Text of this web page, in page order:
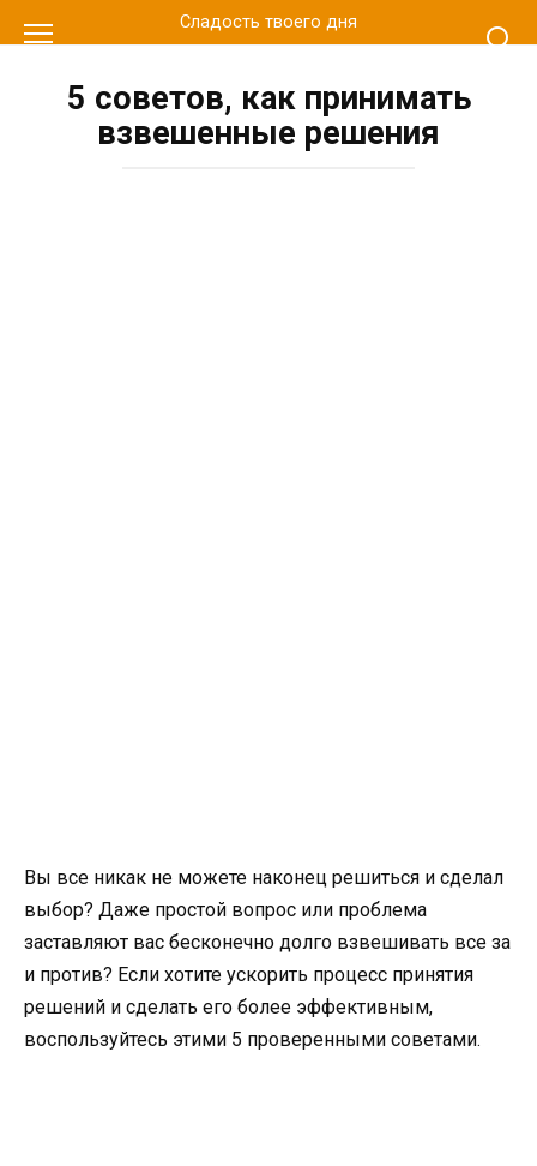
к
Сладость твоего дня
5 советов, как принимать
взвешенные решения
Вы все никак не можете наконец решиться и сделал
выбор? Даже простой вопрос или проблема
заставляют вас бесконечно долго взвешивать все за
и против? Если хотите ускорить процесс принятия
решений и сделать его более эффективным,
воспользуйтесь этими 5 проверенными советами.